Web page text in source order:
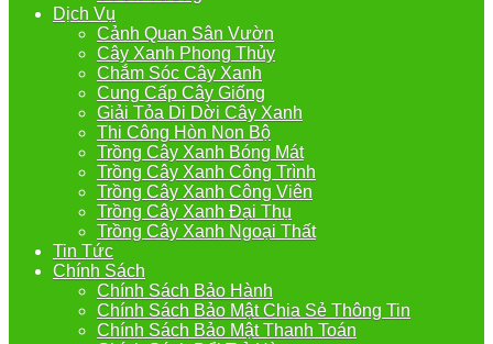
Dịch Vụ
Cảnh Quan Sân Vườn
Cây Xanh Phong Thủy
Chắm Sóc Cây Xanh
Cung Cấp Cây Giống
Giải Tỏa Di Dời Cây Xanh
Thi Công Hòn Non Bộ
Trồng Cây Xanh Bóng Mát
Trồng Cây Xanh Công Trình
Trồng Cây Xanh Công Viên
Trồng Cây Xanh Đại Thụ
Trồng Cây Xanh Ngoại Thất
Tin Tức
Chính Sách
Chính Sách Bảo Hành
Chính Sách Bảo Mật Chia Sẻ Thông Tin
Chính Sách Bảo Mật Thanh Toán